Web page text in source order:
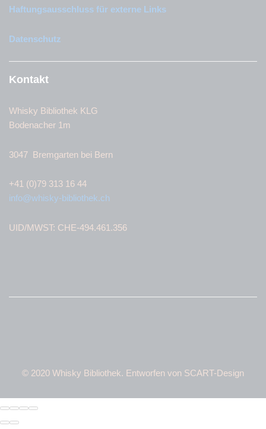
Haftungsausschluss für externe Links
Datenschutz
Kontakt
Whisky Bibliothek KLG
Bodenacher 1m
3047 Bremgarten bei Bern
+41 (0)79 313 16 44
info@whisky-bibliothek.ch
UID/MWST: CHE-494.461.356
© 2020 Whisky Bibliothek. Entworfen von SCART-Design